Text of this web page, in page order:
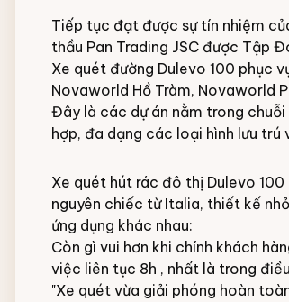
Tiếp tục đạt được sự tín nhiệm
thầu Pan Trading JSC được Tập
Xe quét đường Dulevo 100 phục
Novaworld Hồ Tràm, Novaworld
Đây là các dự án nằm trong
hợp, đa dạng các loại hình lưu
Xe quét hút rác đô thị Dulevo 100
nguyên chiếc từ Italia, thiết kế
ứng dụng khác nhau:
Còn gì vui hơn khi chính khách
việc liên tục 8h , nhất là trong
"Xe quét vừa giải phóng hoàn